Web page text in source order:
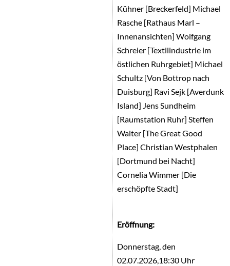
Kühner [Breckerfeld] Michael
Rasche [Rathaus Marl –
Innenansichten] Wolfgang
Schreier [Textilindustrie im
östlichen Ruhrgebiet] Michael
Schultz [Von Bottrop nach
Duisburg] Ravi Sejk [Averdunk
Island] Jens Sundheim
[Raumstation Ruhr] Steffen
Walter [The Great Good
Place] Christian Westphalen
[Dortmund bei Nacht]
Cornelia Wimmer [Die
erschöpfte Stadt]
Eröffnung:
Donnerstag, den
02.07.2026,18:30 Uhr